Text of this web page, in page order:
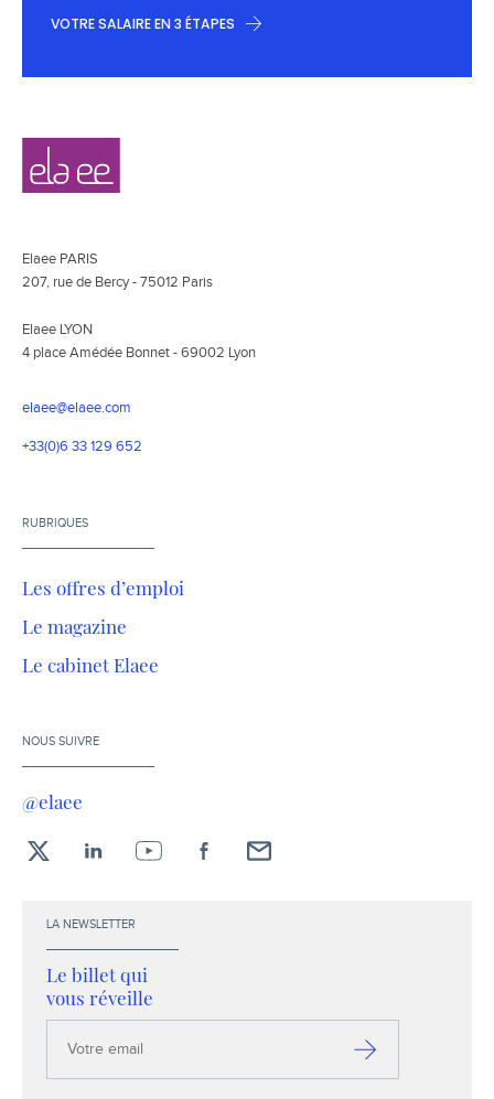
VOTRE SALAIRE EN 3 ÉTAPES
Navigation
secondaire
Elaee
Elaee PARIS
207, rue de Bercy - 75012 Paris
Elaee LYON
4 place Amédée Bonnet - 69002 Lyon
elaee@elaee.com
+33(0)6 33 129 652
RUBRIQUES
Les offres d’emploi
Le magazine
Le cabinet Elaee
NOUS SUIVRE
@elaee
LA NEWSLETTER
Le billet qui
vous réveille
email
S’inscrire